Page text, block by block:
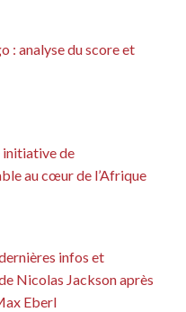
: analyse du score et
initiative de
au cœur de l’Afrique
infos et
Nicolas Jackson après
Eberl